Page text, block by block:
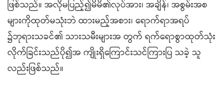
ဖြစ်သည်။ အလိုမပြည့်၍မိမိ၏လုပ်အား၊ အချိန်၊ အစွမ်းအစ
များကိုထုတ်မသုံးဘဲ ထားမည့်အစား၊ ရောက်ရာအရပ်
၌ဘုရားသခင်၏ သားသမီးများအ တွက် ရက်ရောစွာထုတ်သုံး
လိုက်ခြင်းသည်ပို၍အ ကျိုးရှိကြောင်းသင်ကြားပြ သခဲ့ သူ
လည်းဖြစ်သည်။